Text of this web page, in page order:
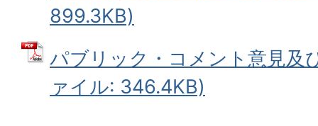
899.3KB)
パブリック・コメント意見及
ァイル: 346.4KB)